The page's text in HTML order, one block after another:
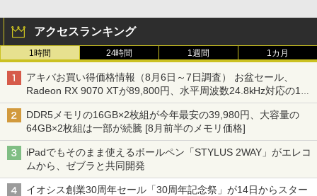
アクセスランキング
1時間 24時間 1週間 1カ月
アキバお買い得価格情報（8月6日～7日調査） お盆セール、
Radeon RX 9070 XTが89,800円、水平周波数24.8kHz対応の17
型モニターが9,801円、暑さ指数連動セール ほか
DDR5メモリの16GB×2枚組が今年最安の39,980円、大容量の
64GB×2枚組は一部が続騰 [8月前半のメモリ価格]
iPadでもそのまま使えるボールペン「STYLUS 2WAY」がエレコ
ムから、ゼブラと共同開発
イオシス創業30周年セール「30周年記念祭」が14日からスター